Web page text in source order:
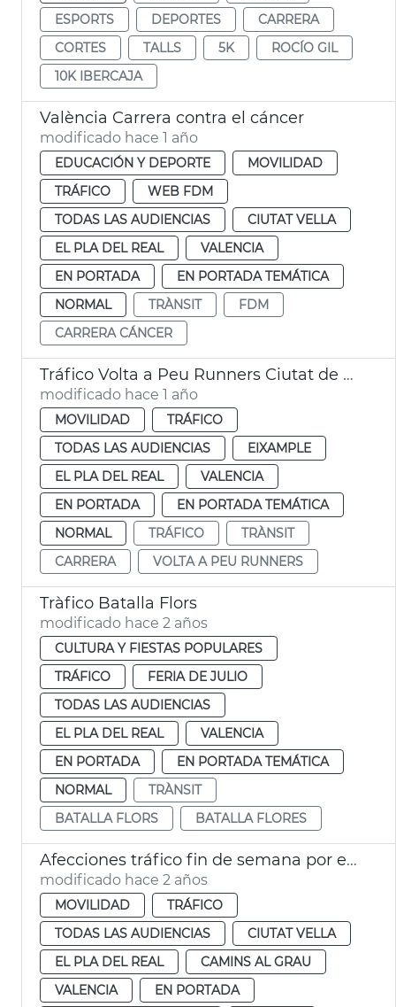
ESPORTS
DEPORTES
CARRERA
CORTES
TALLS 5K
ROCÍO GIL
10K IBERCAJA
València Carrera contra el cáncer
modificado hace 1 año
EDUCACIÓN Y DEPORTE
MOVILIDAD
TRÁFICO
WEB FDM
TODAS LAS AUDIENCIAS
CIUTAT VELLA
EL PLA DEL REAL
VALENCIA
EN PORTADA
EN PORTADA TEMÁTICA
NORMAL
TRÀNSIT
FDM
CARRERA CÁNCER
Tráfico Volta a Peu Runners Ciutat de València
modificado hace 1 año
MOVILIDAD
TRÁFICO
TODAS LAS AUDIENCIAS
EIXAMPLE
EL PLA DEL REAL
VALENCIA
EN PORTADA
EN PORTADA TEMÁTICA
NORMAL
TRÁFICO
TRÀNSIT
CARRERA
VOLTA A PEU RUNNERS
Tràfico Batalla Flors
modificado hace 2 años
CULTURA Y FIESTAS POPULARES
TRÁFICO
FERIA DE JULIO
TODAS LAS AUDIENCIAS
EL PLA DEL REAL
VALENCIA
EN PORTADA
EN PORTADA TEMÁTICA
NORMAL
TRÀNSIT
BATALLA FLORS
BATALLA FLORES
Afecciones tráfico fin de semana por eventos
modificado hace 2 años
MOVILIDAD
TRÁFICO
TODAS LAS AUDIENCIAS
CIUTAT VELLA
EL PLA DEL REAL
CAMINS AL GRAU
VALENCIA
EN PORTADA